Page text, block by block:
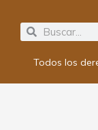
Todos los
SearchSearch